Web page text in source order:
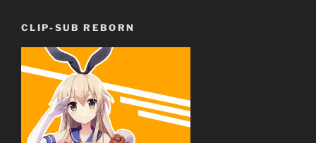
CLIP-SUB REBORN